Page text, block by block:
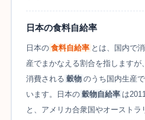
日本の食料自給率
日本の 食料自給率 とは、国内で
産でまかなえる割合を指しますが
消費される 穀物 のうち国内生産
います。日本の 穀物自給率 は
と、アメリカ合衆国やオースト